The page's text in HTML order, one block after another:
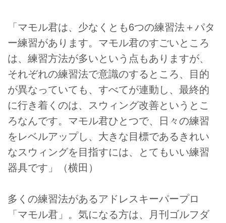
「マモル君は、少なくとも6つの練習法＋パタ
ー練習があります。マモル君のすごいところ
は、練習方法が多いという点もありますが、
それぞれの練習法で意識のするところ、目的
が異なっていても、すべてが連動し、最終的
に行き着くのは、スウィング改善というとこ
ろなんです。マモル君ひとつで、日々の練習
をレベルアップし、大きな目標であるきれい
なスウィングを目指すには、とてもいい練習
器具です」（横田）
多くの練習法があるアドレスキーパープロ
「マモル君」。気になる方は、月刊ゴルフダ